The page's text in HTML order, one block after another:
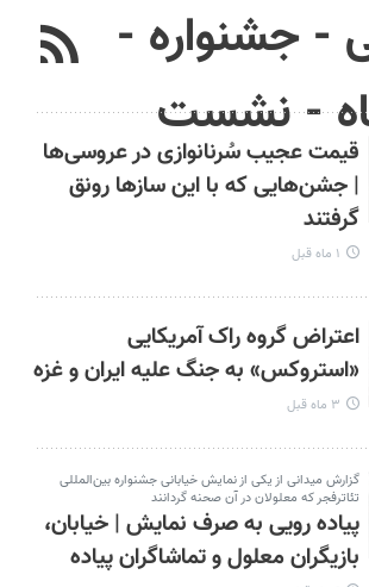
- جشنواره -
- نشست
قیمت عجیب سُرنانوازی در عروسی‌ها
| جشن‌هایی که با این سازها رونق
گرفتند
۱ ماه قبل
اعتراض گروه راک آمریکایی
«استروکس» به جنگ علیه ایران و غزه
۳ ماه قبل
گزارش میدانی از یکی از نمایش خیابانی جشنواره بین‌المللی
تئاترفجر که معلولان در آن صحنه گردانند
پیاده رویی به صرف نمایش | خیابان،
بازیگران معلول و تماشاگران پیاده